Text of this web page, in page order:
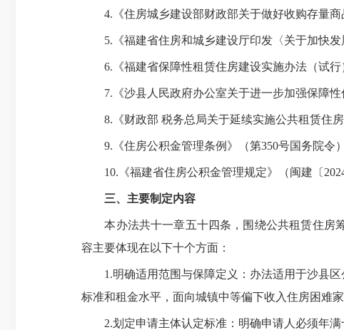
4.《住房城乡建设部财政部关于做好收购存量商
5.《福建省住房和城乡建设厅印发〈关于加快发
6.《福建省保障性租赁住房建设实施办法（试行
7.《沙县人民政府办公室关于进一步加强保障性
8.《财政部 税务总局关于延续实施公共租赁住房
9.《住房公积金管理条例》（第350号国务院令）
10.《福建省住房公积金管理规定》（闽建〔2024
三、主要制定内容
本办法共十一章五十四条，围绕公共租赁住房
容主要体现在以下十个方面：
1.明确适用范围与保障定义：办法适用于沙县区
标准和租金水平，面向城镇中等偏下收入住房困难
2.划定申请主体认定标准：明确申请人必须年满